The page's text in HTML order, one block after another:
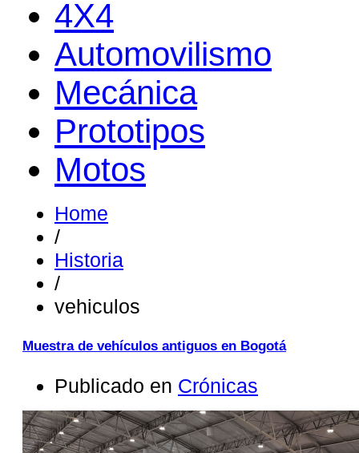
4X4
Automovilismo
Mecánica
Prototipos
Motos
Home
/
Historia
/
vehiculos
Muestra de vehículos antiguos en Bogotá
Publicado en Crónicas